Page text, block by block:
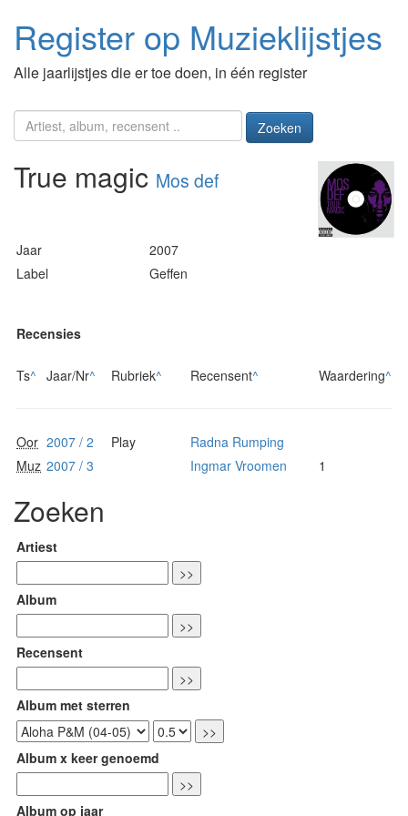
Register op Muzieklijstjes
Alle jaarlijstjes die er toe doen, in één register
Zoeken
True magic Mos def
Jaar
2007
Label
Geffen
Recensies
Ts^ Jaar/Nr^ Rubriek^ Recensent^ Waardering^
Oor 2007 / 2 Play
Radna Rumping
Muz 2007 / 3 Ingmar Vroomen 1
Zoeken
Artiest
Album
Recensent
Album met sterren
Album x keer genoemd
Album op jaar